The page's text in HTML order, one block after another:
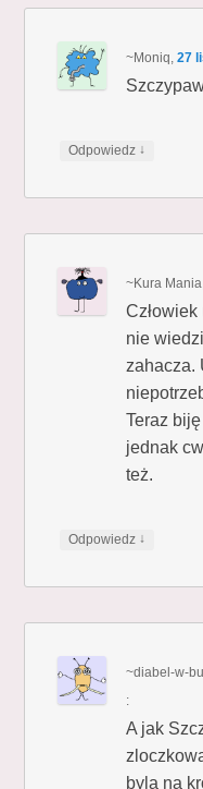
~Moniq,27
Odpowiedz ↓
~Kura Mania
nie
zahacza.
Teraz
jednak
też.
Odpowiedz ↓
~diabel-w-
:
A jak
byla na